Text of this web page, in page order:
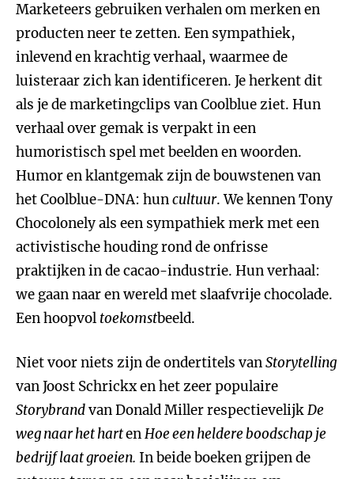
Marketeers gebruiken verhalen om merken en
producten neer te zetten. Een sympathiek,
inlevend en krachtig verhaal, waarmee de
luisteraar zich kan identificeren. Je herkent dit
als je de marketingclips van Coolblue ziet. Hun
verhaal over gemak is verpakt in een
humoristisch spel met beelden en woorden.
Humor en klantgemak zijn de bouwstenen van
het Coolblue-DNA: huncultuur. We kennen Tony
Chocolonely als een sympathiek merk met een
activistische houding rond de onfrisse
praktijken in de cacao-industrie. Hun verhaal:
we gaan naar en wereld met slaafvrije chocolade.
Een hoopvol toekomstbeeld.
Niet voor niets zijn de ondertitels vanStorytelling
van Joost Schrickx en het zeer populaire
Storybrandvan Donald Miller respectievelijkDe
weg naar het hartenHoe een heldere boodschap je
bedrijf laat groeien. In beide boeken grijpen de